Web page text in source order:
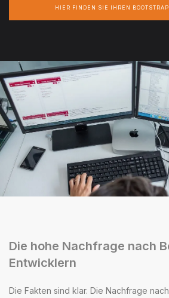
HIER FINDEN SIE IHREN
Die hohe Nachfrage nach
Entwicklern
Die Fakten sind klar. Die Nachfrage